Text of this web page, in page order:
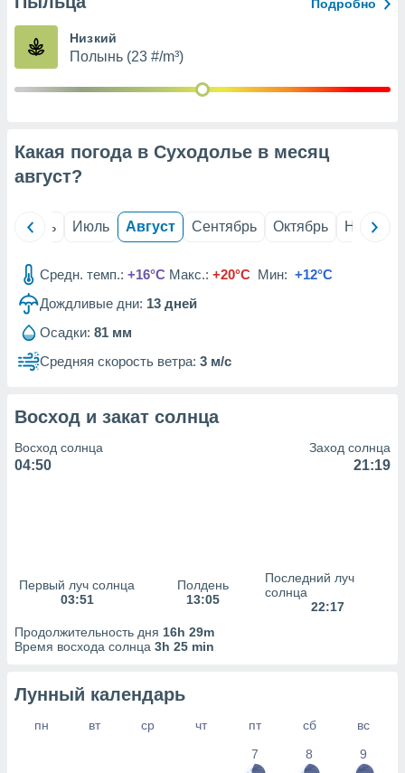
из
рекламы
сведения
Подробно
Низкий
Полынь (23 #/m³)
Какая погода в Суходолье в месяц
август?
Июнь Июль Август Сентябрь Октябрь Ноябрь
Средн. темп.: +16°C Макс.: +20°C Мин: +12°C
Дождливые дни: 13 дней
Осадки: 81 мм
Средняя скорость ветра: 3 м/с
Восход и закат солнца
Восход солнца
04:50
Заход солнца
21:19
Первый луч солнца
03:51
Полдень
13:05
Последний луч
солнца
22:17
Продолжительность дня 16h 29m
Время восхода солнца 3h 25 min
Лунный календарь
пн вт ср чт пт сб
вс
7
8 9